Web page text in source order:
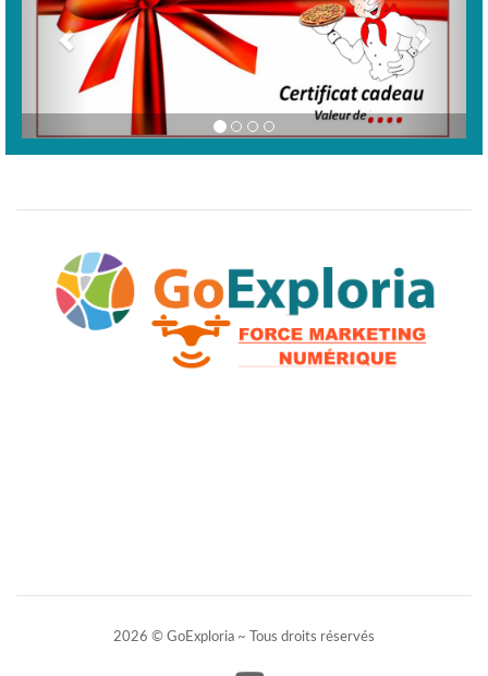
2026 © GoExploria ~ Tous droits réservés